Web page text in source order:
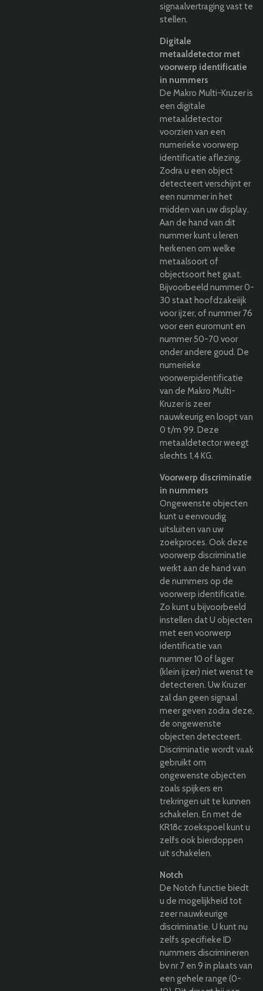
signaalvertraging vast te
stellen.
Digitale
metaaldetector met
voorwerp identificatie
in nummers
De Makro Multi-Kruzer is
een digitale
metaaldetector
voorzien van een
numerieke voorwerp
identificatie aflezing.
Zodra u een object
detecteert verschijnt er
een nummer in het
midden van uw display.
Aan de hand van dit
nummer kunt u leren
herkenen om welke
metaalsoort of
objectsoort het gaat.
Bijvoorbeeld nummer 0-
30 staat hoofdzakeiijk
voor ijzer, of nummer 76
voor een euromunt en
nummer 50-70 voor
onder andere goud. De
numerieke
voorwerpidentificatie
van de Makro Multi-
Kruzer is zeer
nauwkeurig en loopt van
0 t/m 99. Deze
metaaldetector weegt
slechts 1,4 KG.
Voorwerp discriminatie
in nummers
Ongewenste objecten
kunt u eenvoudig
uitsluiten van uw
zoekproces. Ook deze
voorwerp discriminatie
werkt aan de hand van
de nummers op de
voorwerp identificatie.
Zo kunt u bijvoorbeeld
instellen dat U objecten
met een voorwerp
identificatie van
nummer 10 of lager
(klein ijzer) niet wenst te
detecteren. Uw Kruzer
zal dan geen signaal
meer geven zodra deze,
de ongewenste
objecten detecteert.
Discriminatie wordt vaak
gebruikt om
ongewenste objecten
zoals spijkers en
trekringen uit te kunnen
schakelen. En met de
KR18c zoekspoel kunt u
zelfs ook bierdoppen
uit schakelen.
Notch
De Notch functie biedt
u de mogelijkheid tot
zeer nauwkeurige
discriminatie. U kunt nu
zelfs specifieke ID
nummers discrimineren
bv nr 7 en 9 in plaats van
een gehele range (0-